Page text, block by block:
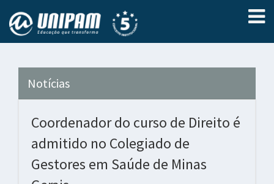
Notícias
Coordenador do curso de Direito é
admitido no Colegiado de
Gestores em Saúde de Minas